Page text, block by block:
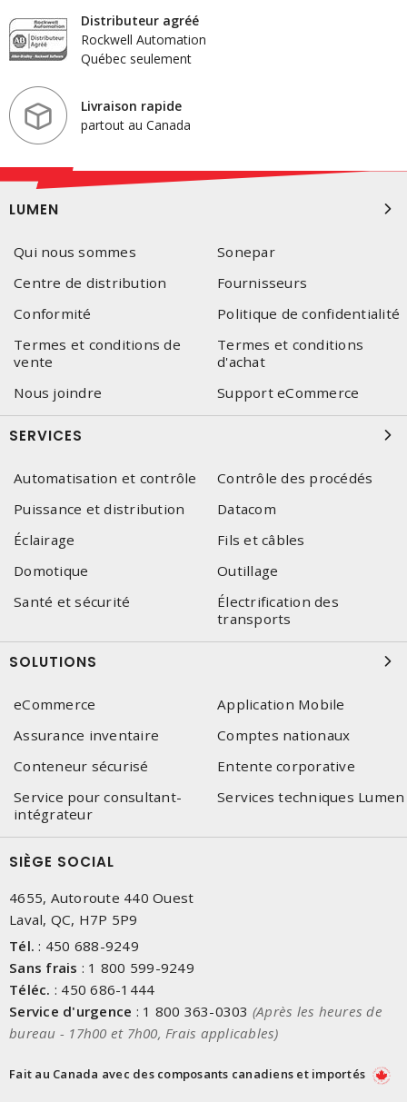
Distributeur agréé
Rockwell Automation
Québec seulement
Livraison rapide
partout au Canada
LUMEN
Qui nous sommes
Sonepar
Centre de distribution
Fournisseurs
Conformité
Politique de confidentialité
Termes et conditions de
vente
Termes et conditions
d'achat
Nous joindre
Support eCommerce
SERVICES
Automatisation et contrôle
Contrôle des procédés
Puissance et distribution
Datacom
Éclairage
Fils et câbles
Domotique
Outillage
Santé et sécurité
Électrification des
transports
SOLUTIONS
eCommerce
Application Mobile
Assurance inventaire
Comptes nationaux
Conteneur sécurisé
Entente corporative
Service pour consultant-
intégrateur
Services techniques Lumen
SIÈGE SOCIAL
4655, Autoroute 440 Ouest
Laval, QC, H7P 5P9
Tél. : 450 688-9249
Sans frais : 1 800 599-9249
Téléc. : 450 686-1444
Service d'urgence : 1 800 363-0303 (Après les heures de
bureau - 17h00 et 7h00, Frais applicables)
Fait au Canada avec des composants canadiens et importés